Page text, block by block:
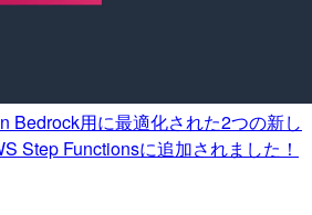
Bedrock用に最適化された2つの新し
Step Functionsに追加されました！